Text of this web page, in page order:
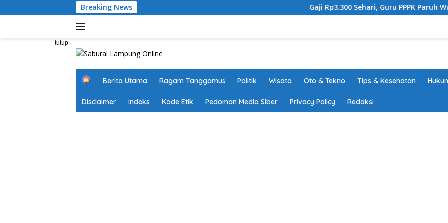
ke
Breaking News Gaji Rp3.300 Sehari, Guru PPPK Paruh Waktu
tutup
H
m
e
Berita Utama Ragam Tanggamus Politik Wisata Oto & Tekno Tips & Kesehatan
Disclaimer Indeks Kode Etik Pedoman Media Siber Privacy Policy Redaksi